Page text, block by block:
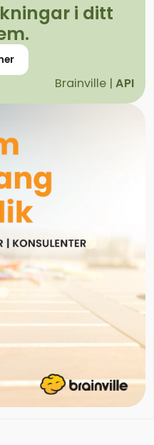
i ditt
Brainville |API